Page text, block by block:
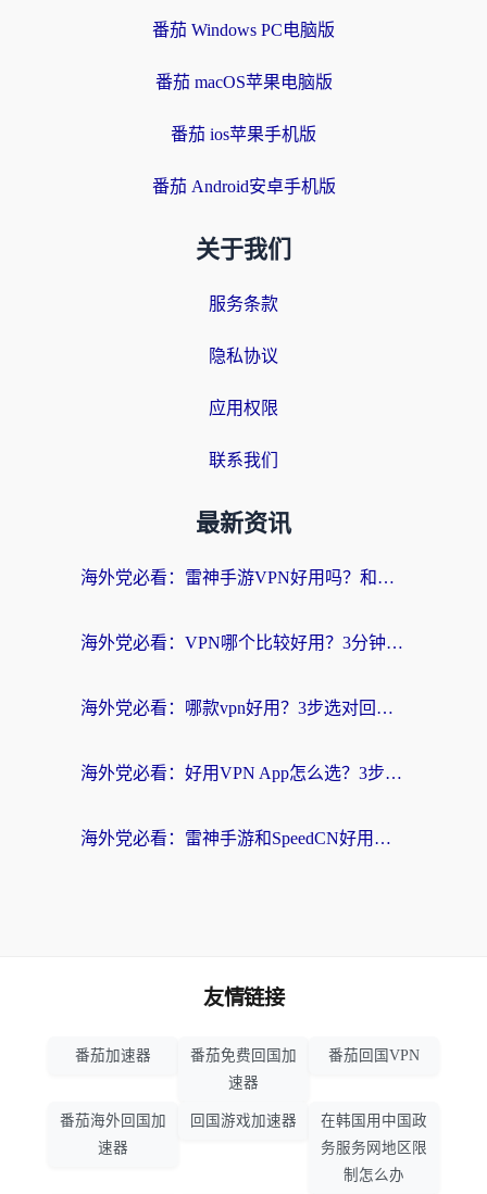
番茄 Windows PC电脑版
番茄 macOS苹果电脑版
番茄 ios苹果手机版
番茄 Android安卓手机版
关于我们
服务条款
隐私协议
应用权限
联系我们
最新资讯
海外党必看：雷神手游VPN好用吗？和天速回国VPN对比哪个回国效果更好？附实用加速器选择指南
海外党必看：VPN哪个比较好用？3分钟找到适合你的回国加速方案
海外党必看：哪款vpn好用？3步选对回国加速器，无缝刷剧玩游戏
海外党必看：好用VPN App怎么选？3步教你无缝访问国内资源
海外党必看：雷神手游和SpeedCN好用吗？3招选对回国加速器无缝刷国内资源
友情链接
番茄加速器
番茄免费回国加
速器
番茄回国VPN
番茄海外回国加
速器
回国游戏加速器
在韩国用中国政
务服务网地区限
制怎么办